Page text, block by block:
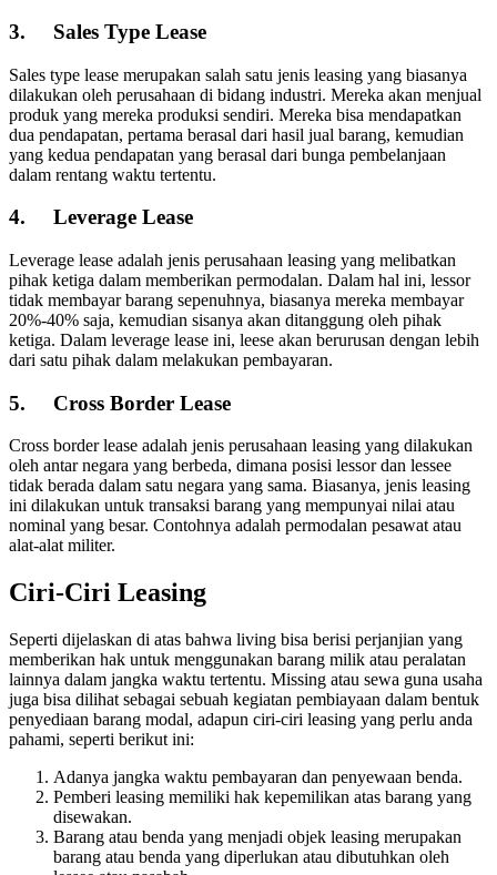
3. Sales Type Lease
Sales type lease merupakan salah satu jenis leasing yang biasanya
dilakukan oleh perusahaan di bidang industri. Mereka akan menjual
produk yang mereka produksi sendiri. Mereka bisa mendapatkan
dua pendapatan, pertama berasal dari hasil jual barang, kemudian
yang kedua pendapatan yang berasal dari bunga pembelanjaan
dalam rentang waktu tertentu.
4. Leverage Lease
Leverage lease adalah jenis perusahaan leasing yang melibatkan
pihak ketiga dalam memberikan permodalan. Dalam hal ini, lessor
tidak membayar barang sepenuhnya, biasanya mereka membayar
20%-40% saja, kemudian sisanya akan ditanggung oleh pihak
ketiga. Dalam leverage lease ini, leese akan berurusan dengan lebih
dari satu pihak dalam melakukan pembayaran.
5. Cross Border Lease
Cross border lease adalah jenis perusahaan leasing yang dilakukan
oleh antar negara yang berbeda, dimana posisi lessor dan lessee
tidak berada dalam satu negara yang sama. Biasanya, jenis leasing
ini dilakukan untuk transaksi barang yang mempunyai nilai atau
nominal yang besar. Contohnya adalah permodalan pesawat atau
alat-alat militer.
Ciri-Ciri Leasing
Seperti dijelaskan di atas bahwa living bisa berisi perjanjian yang
memberikan hak untuk menggunakan barang milik atau peralatan
lainnya dalam jangka waktu tertentu. Missing atau sewa guna usaha
juga bisa dilihat sebagai sebuah kegiatan pembiayaan dalam bentuk
penyediaan barang modal, adapun ciri-ciri leasing yang perlu anda
pahami, seperti berikut ini:
Adanya jangka waktu pembayaran dan penyewaan benda.
Pemberi leasing memiliki hak kepemilikan atas barang yang
disewakan.
Barang atau benda yang menjadi objek leasing merupakan
barang atau benda yang diperlukan atau dibutuhkan oleh